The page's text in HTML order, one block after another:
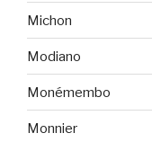
Michon
Modiano
Monémembo
Monnier